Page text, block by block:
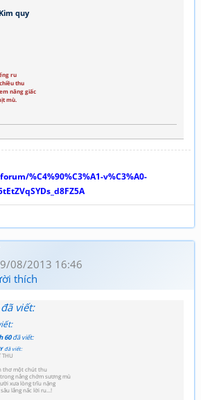
quy
ru
thu
nâng giấc
mù.
%C4%90%C3%A1-v%C3%A0-
08/2013 16:46
thích
viết:
60đã viết:
đã viết:
THU
thơ một chút thu
nắng chớm sương mù
xưa lòng trĩu nặng
lắng nấc lời ru...!